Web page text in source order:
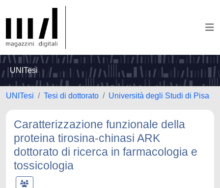
UNITesi
UNITesi Tesi di dottorato Università degli Studi di Pisa
Caratterizzazione funzionale della
proteina tirosina-chinasi ARK
dottorato di ricerca in farmacologia e
tossicologia